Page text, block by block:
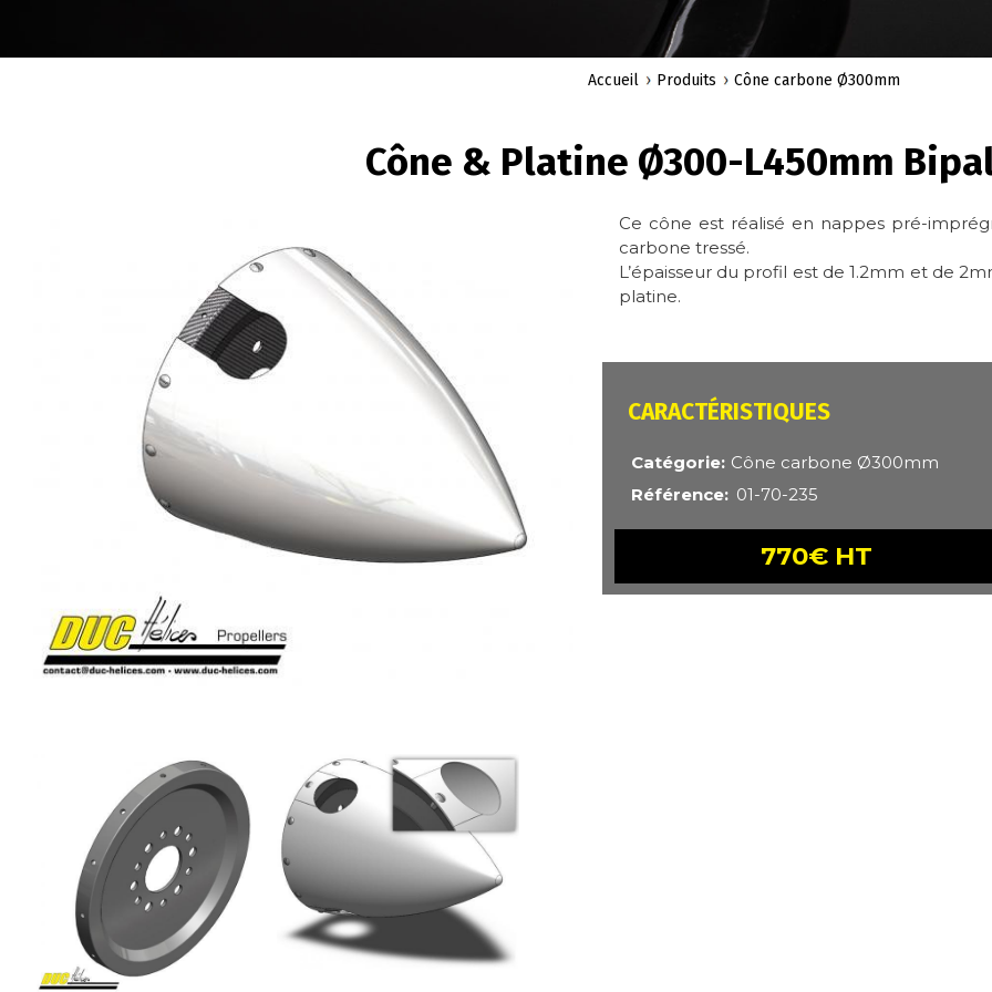
Accueil Produits Cône carbone Ø300mm
Cône & Platine Ø300-L450mm
Image
Ce cône est réalisé en nappes pré-
carbone tressé.
L’épaisseur du profil est de 1.2mm et de
platine.
CARACTÉRISTIQUES
Catégorie Cône carbone Ø300mm
Référence
01-70-235
770€ HT